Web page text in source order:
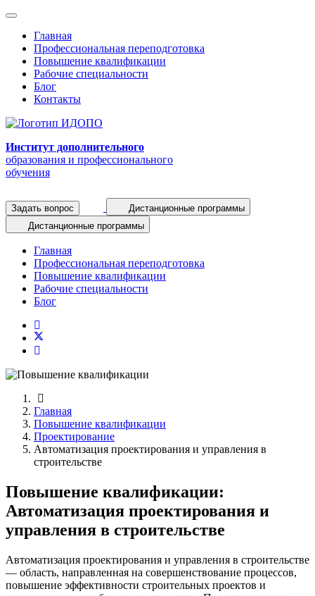
Главная
Профессиональная переподготовка
Повышение квалификации
Рабочие специальности
Блог
Контакты
Институт дополнительного
образования и профессионального
обучения
Задать вопрос
Дистанционные программы
Дистанционные программы
Главная
Профессиональная переподготовка
Повышение квалификации
Рабочие специальности
Блог
Главная
Повышение квалификации
Проектирование
Автоматизация проектирования и управления в
строительстве
Повышение квалификации:
Автоматизация проектирования и
управления в строительстве
Автоматизация проектирования и управления в строительстве
— область, направленная на совершенствование процессов,
повышение эффективности строительных проектов и